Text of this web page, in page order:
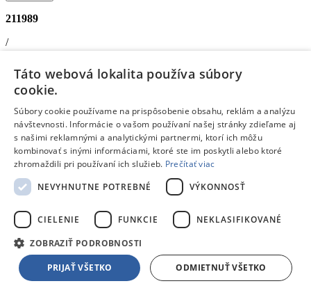
211989
/
Náboje a terče
Wiky Detská puška 46 cm na zotrvačník
Doprava zdarma
V predajni11.08., u teba12.08.
3,30 €
Pridať do košíka
Porovnať
222529
Táto webová lokalita používa súbory
cookie.
Súbory cookie používame na prispôsobenie obsahu, reklám a analýzu
návštevnosti. Informácie o vašom používaní našej stránky zdieľame aj
s našimi reklamnými a analytickými partnermi, ktorí ich môžu
kombinovať s inými informáciami, ktoré ste im poskytli alebo ktoré
zhromaždili pri používaní ich služieb. Prečítať viac
NEVYHNUTNE POTREBNÉ
VÝKONNOSŤ
CIELENIE FUNKCIE NEKLASIFIKOVANÉ
ZOBRAZIŤ PODROBNOSTI
PRIJAŤ VŠETKO ODMIETNUŤ VŠETKO